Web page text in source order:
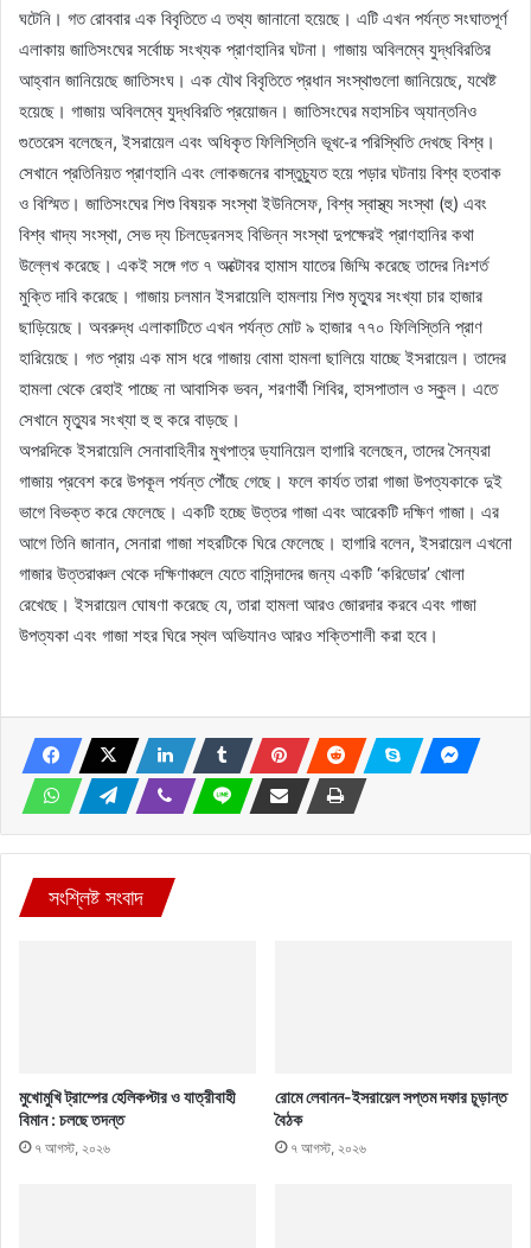
ঘটেনি। গত রোববার এক বিবৃতিতে এ তথ্য জানানো হয়েছে। এটি এখন পর্যন্ত সংঘাতপূর্ণ
এলাকায় জাতিসংঘের সর্বোচ্চ সংখ্যক প্রাণহানির ঘটনা। গাজায় অবিলম্বে যুদ্ধবিরতির
আহ্বান জানিয়েছে জাতিসংঘ। এক যৌথ বিবৃতিতে প্রধান সংস্থাগুলো জানিয়েছে, যথেষ্ট
হয়েছে। গাজায় অবিলম্বে যুদ্ধবিরতি প্রয়োজন। জাতিসংঘের মহাসচিব অ্যান্তনিও
গুতেরেস বলেছেন, ইসরায়েল এবং অধিকৃত ফিলিস্তিনি ভূখ-ের পরিস্থিতি দেখছে বিশ্ব।
সেখানে প্রতিনিয়ত প্রাণহানি এবং লোকজনের বাস্তুচ্যুত হয়ে পড়ার ঘটনায় বিশ্ব হতবাক
ও বিস্মিত। জাতিসংঘের শিশু বিষয়ক সংস্থা ইউনিসেফ, বিশ্ব স্বাস্থ্য সংস্থা (হু) এবং
বিশ্ব খাদ্য সংস্থা, সেভ দ্য চিলড্রেনসহ বিভিন্ন সংস্থা দুপক্ষেরই প্রাণহানির কথা
উল্লেখ করেছে। একই সঙ্গে গত ৭ অক্টোবর হামাস যাতের জিম্মি করেছে তাদের নিঃশর্ত
মুক্তি দাবি করেছে। গাজায় চলমান ইসরায়েলি হামলায় শিশু মৃত্যুর সংখ্যা চার হাজার
ছাড়িয়েছে। অবরুদ্ধ এলাকাটিতে এখন পর্যন্ত মোট ৯ হাজার ৭৭০ ফিলিস্তিনি প্রাণ
হারিয়েছে। গত প্রায় এক মাস ধরে গাজায় বোমা হামলা ছালিয়ে যাচ্ছে ইসরায়েল। তাদের
হামলা থেকে রেহাই পাচ্ছে না আবাসিক ভবন, শরণার্থী শিবির, হাসপাতাল ও স্কুল। এতে
সেখানে মৃত্যুর সংখ্যা হু হু করে বাড়ছে।
অপরদিকে ইসরায়েলি সেনাবাহিনীর মুখপাত্র ড্যানিয়েল হাগারি বলেছেন, তাদের সৈন্যরা
গাজায় প্রবেশ করে উপকূল পর্যন্ত পৌঁছে গেছে। ফলে কার্যত তারা গাজা উপত্যকাকে দুই
ভাগে বিভক্ত করে ফেলেছে। একটি হচ্ছে উত্তর গাজা এবং আরেকটি দক্ষিণ গাজা। এর
আগে তিনি জানান, সেনারা গাজা শহরটিকে ঘিরে ফেলেছে। হাগারি বলেন, ইসরায়েল এখনো
গাজার উত্তরাঞ্চল থেকে দক্ষিণাঞ্চলে যেতে বাসিন্দাদের জন্য একটি ‘করিডোর’ খোলা
রেখেছে। ইসরায়েল ঘোষণা করেছে যে, তারা হামলা আরও জোরদার করবে এবং গাজা
উপত্যকা এবং গাজা শহর ঘিরে স্থল অভিযানও আরও শক্তিশালী করা হবে।
সংশ্লিষ্ট সংবাদ
মুখোমুখি ট্রাম্পের হেলিকপ্টার ও যাত্রীবাহী
বিমান : চলছে তদন্ত
৭ আগস্ট, ২০২৬
রোমে লেবানন-ইসরায়েল সপ্তম দফার চূড়ান্ত
বৈঠক
৭ আগস্ট, ২০২৬